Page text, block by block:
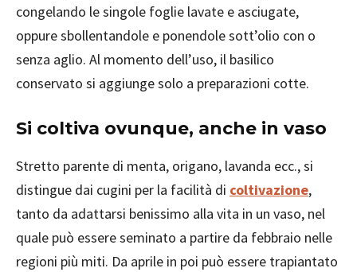
congelando le singole foglie lavate e asciugate,
oppure sbollentandole e ponendole sott’olio con o
senza aglio. Al momento dell’uso, il basilico
conservato si aggiunge solo a preparazioni cotte.
Si coltiva ovunque, anche in vaso
Stretto parente di menta, origano, lavanda ecc., si
distingue dai cugini per la facilità di coltivazione,
tanto da adattarsi benissimo alla vita in un vaso, nel
quale può essere seminato a partire da febbraio nelle
regioni più miti. Da aprile in poi può essere trapiantato